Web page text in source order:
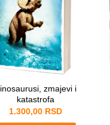
zmajevi i
katastrofa
1.300,00 RSD